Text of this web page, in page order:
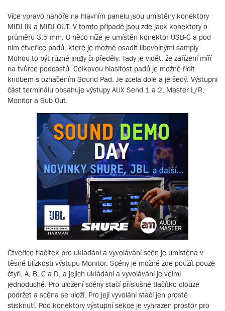
Více vpravo nahoře na hlavním panelu jsou umístěny konektory
MIDI IN a MIDI OUT. V tomto případě jsou zde jack konektory o
průměru 3,5 mm. O něco níže je umístěn konektor USB-C a pod
ním čtveřice padů, které je možné osadit libovolnými samply.
Mohou to být různé jingly či předěly. Tady je vidět, že zařízení míří
na tvůrce podcastů. Celkovou hlasitost padů je možné řídit
knobem s označením Sound Pad. Je zcela dole a je šedý. Výstupní
část terminálu obsahuje výstupy AUX Send 1 a 2, Master L/R,
Monitor a Sub Out.
Čtveřice tlačítek pro ukládání a vyvolávání scén je umístěna v
těsné blízkosti výstupu Monitor. Scény je možné zde použít pouze
čtyři, A, B, C a D, a jejich ukládání a vyvolávání je velmi
jednoduché. Pro uložení scény stačí příslušné tlačítko dlouze
podržet a scéna se uloží. Pro její vyvolání stačí jen prosté
stisknutí. Pod konektory výstupní sekce je vyhrazen prostor pro